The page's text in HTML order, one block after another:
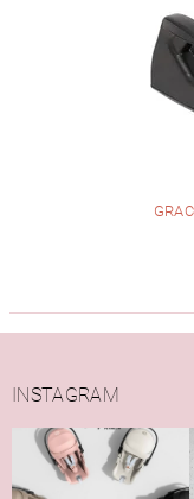
INSTAGRAM